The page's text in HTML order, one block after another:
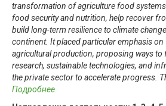
transformation of agriculture food
food security and nutrition, help recover
build long-term resilience to climate
continent. It placed particular emphasis on
agricultural production, proposing ways to
research, sustainable technologies, and
the private sector to accelerate progress.
Подробнее